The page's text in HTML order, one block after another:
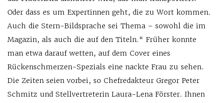
Oder dass es um Expertinnen geht, die zu Wort kommen.
Auch die Stern-Bildsprache sei Thema – sowohl die im
Magazin, als auch die auf den Titeln.“ Früher konnte
man etwa darauf wetten, auf dem Cover eines
Rückenschmerzen-Spezials eine nackte Frau zu sehen.
Die Zeiten seien vorbei, so Chefredakteur Gregor Peter
Schmitz und Stellvertreterin Laura-Lena Förster. Ihnen